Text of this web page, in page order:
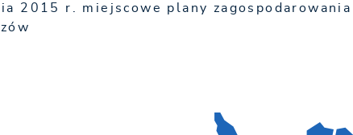
2015 r. miejscowe plany